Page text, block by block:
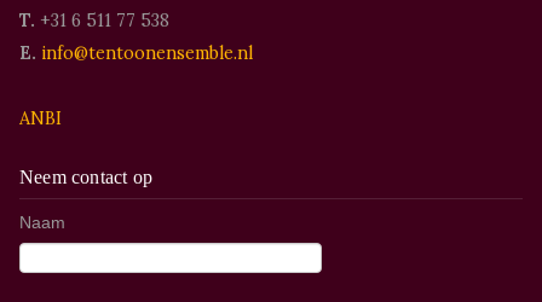
T. +31 6 511 77 538
E. info@tentoonensemble.nl
ANBI
Neem contact op
Naam